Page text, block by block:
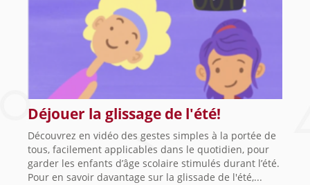
Déjouer la glissage de l'été!
Découvrez en vidéo des gestes simples à la portée de
tous, facilement applicables dans le quotidien, pour
garder les enfants d’âge scolaire stimulés durant l’été.
Pour en savoir davantage sur la glissade de l'été,...